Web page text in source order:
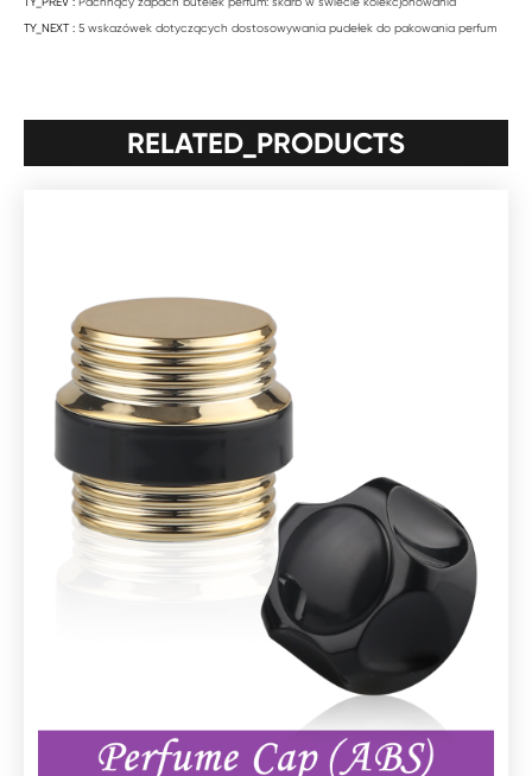
TY_NEXT : 5 wskazówek dotyczących dostosowywania pudełek do pakowania perfum
RELATED_PRODUCTS